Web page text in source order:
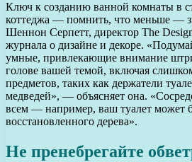
Ключ к созданию ванной комнаты в
коттеджа — помнить, что меньше —
Шеннон Серпетт, директор The
журнала о дизайне и декоре.
умные, привлекающие внимание
голове вашей темой, включая
предметов, таких как держатели
медведей», — объясняет она.
всем — например, ваш туалет может
восстановленного дерева».
Не пренебрегайте